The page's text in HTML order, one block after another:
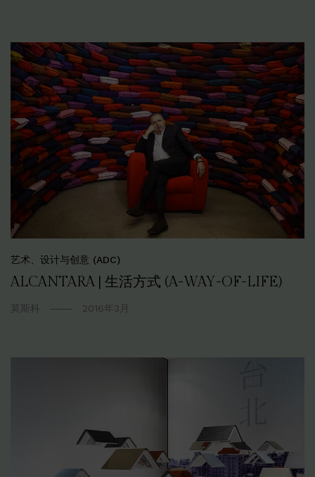
艺术、设计与创意 (ADC)
ALCANTARA | 生活方式 (A-WAY-OF-LIFE)
莫斯科 2016年3月